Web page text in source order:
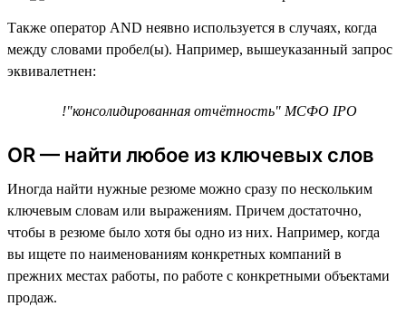
Также оператор AND неявно используется в случаях, когда
между словами пробел(ы). Например, вышеуказанный запрос
эквивалетнен:
!"консолидированная отчётность" МСФО IPO
OR — найти любое из ключевых слов
Иногда найти нужные резюме можно сразу по нескольким
ключевым словам или выражениям. Причем достаточно,
чтобы в резюме было хотя бы одно из них. Например, когда
вы ищете по наименованиям конкретных компаний в
прежних местах работы, по работе с конкретными объектами
продаж.